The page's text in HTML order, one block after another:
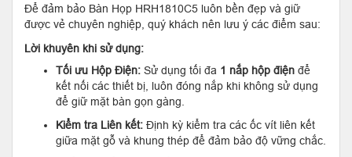
Để đảm bảo Bàn Họp HRH1810C5 luôn bền đẹp và giữ
được vẻ chuyên nghiệp, quý khách nên lưu ý các điểm sau:
Lời khuyên khi sử dụng:
Tối ưu Hộp Điện: Sử dụng tối đa 1 nắp hộp điện để
kết nối các thiết bị, luôn đóng nắp khi không sử dụng
để giữ mặt bàn gọn gàng.
Kiểm tra Liên kết: Định kỳ kiểm tra các ốc vít liên kết
giữa mặt gỗ và khung thép để đảm bảo độ vững chắc.